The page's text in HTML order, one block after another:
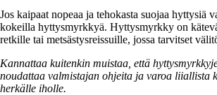
Jos kaipaat nopeaa ja tehokasta suojaa hyttysiä
kokeilla hyttysmyrkkyä. Hyttysmyrkky on
retkille tai metsästysreissuille, jossa tarvitset
Kannattaa kuitenkin muistaa, että
noudattaa valmistajan ohjeita ja varoa liiallista
herkälle iholle.